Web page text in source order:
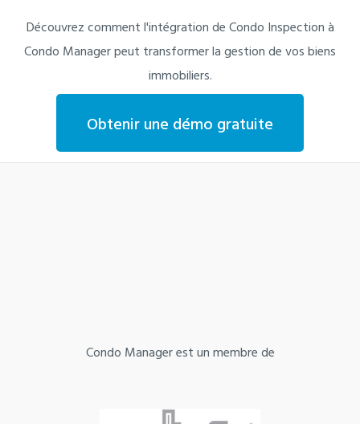
Découvrez comment l'intégration de Condo Inspection à
Condo Manager peut transformer la gestion de vos biens
immobiliers.
Obtenir une démo gratuite
Condo Manager est un membre de